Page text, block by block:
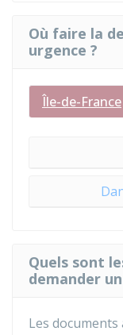
Où faire la
urgence ?
Île-de-France
Quels sont
demander
Les